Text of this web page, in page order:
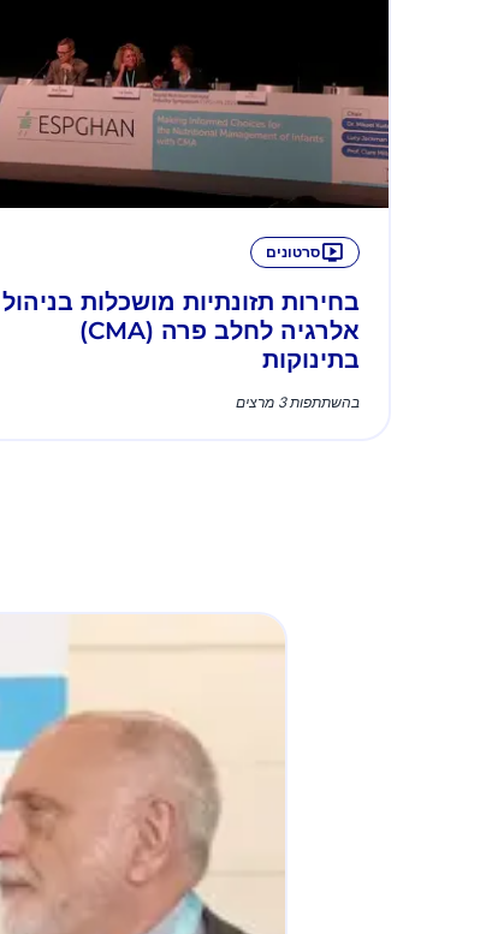
סרטונים
בחירות תזונתיות מושכלות בניהול
אלרגיה לחלב פרה (CMA)
בתינוקות
בהשתתפות 3 מרצים